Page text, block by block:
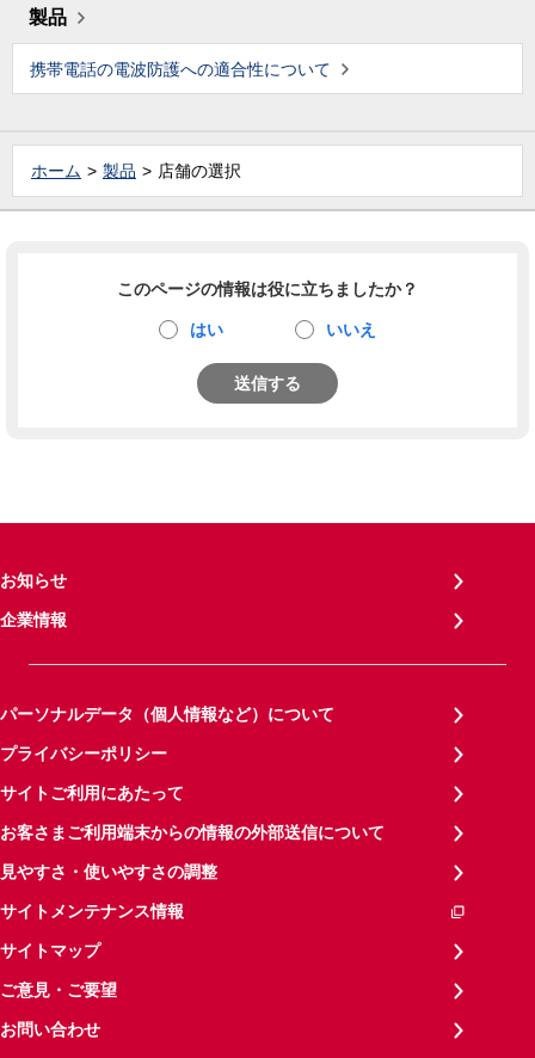
製品
携帯電話の電波防護への適合性について
ホーム 製品 店舗の選択
このページの情報は役に立ちましたか？
はい いいえ
送信する
お知らせ
企業情報
パーソナルデータ（個人情報など）について
プライバシーポリシー
サイトご利用にあたって
お客さまご利用端末からの情報の外部送信について
見やすさ・使いやすさの調整
サイトメンテナンス情報
サイトマップ
ご意見・ご要望
お問い合わせ